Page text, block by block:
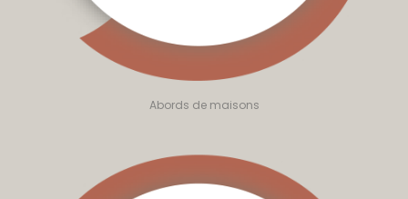
Abords de maisons